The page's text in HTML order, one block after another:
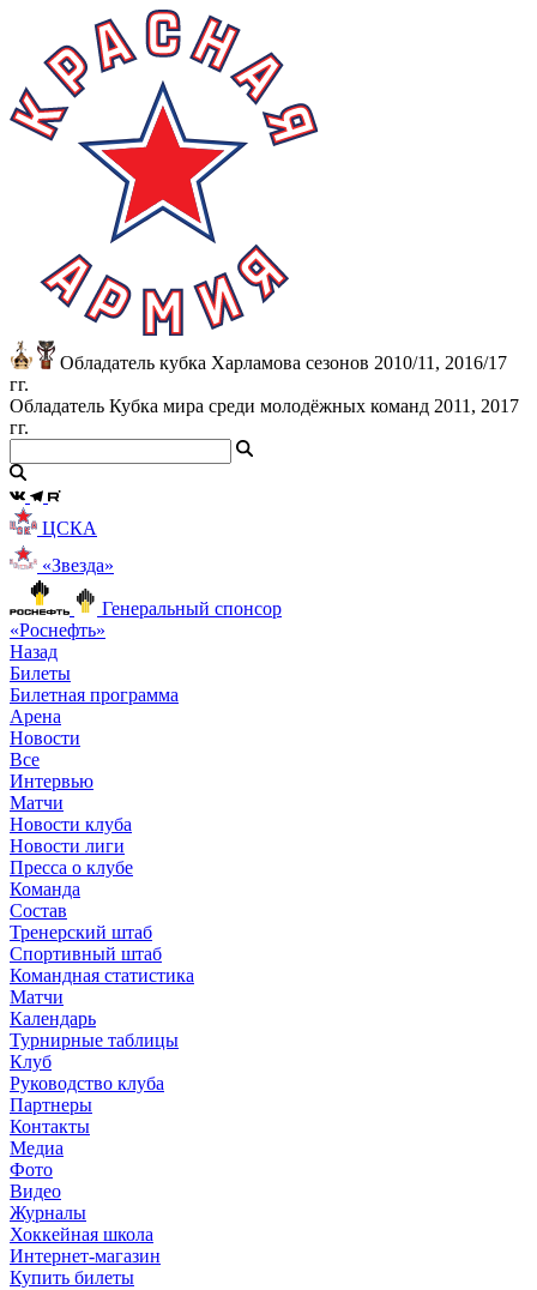
Обладатель кубка Харламова сезонов 2010/11, 2016/17
гг.
Обладатель Кубка мира среди молодёжных команд 2011, 2017
гг.
ЦСКА
«Звезда»
Генеральный спонсор
«Роснефть»
Назад
Билеты
Билетная программа
Арена
Новости
Все
Интервью
Матчи
Новости клуба
Новости лиги
Пресса о клубе
Команда
Состав
Тренерский штаб
Спортивный штаб
Командная статистика
Матчи
Календарь
Турнирные таблицы
Клуб
Руководство клуба
Партнеры
Контакты
Медиа
Фото
Видео
Журналы
Хоккейная школа
Интернет-магазин
Купить билеты